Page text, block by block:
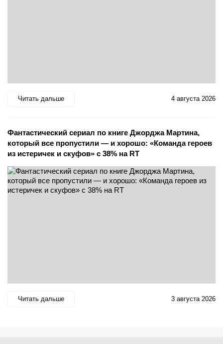
Читать дальше 4 августа 2026
Фантастический сериал по книге Джорджа Мартина,
который все пропустили — и хорошо: «Команда героев
из истеричек и скуфов» с 38% на RT
Читать дальше 3 августа 2026